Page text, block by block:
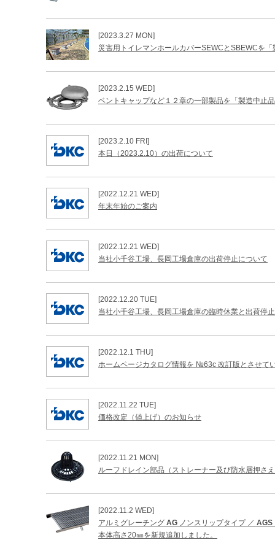
[2023.3.27 MON]
災害用トイレマンホールカバーSEWCとSBEWCを
[2023.2.15 WED]
ベントキャップなど１２章の一部製品を「製造中止
[2023.2.10 FRI]
本日（2023.2.10）の出荷について
[2022.12.21 WED]
年末年始のご案内
[2022.12.21 WED]
当社小千谷工場、長岡工場倉庫の出荷停止について
[2022.12.20 TUE]
当社小千谷工場、長岡工場倉庫の臨時休業と出荷停
[2022.12.1 THU]
ホームページカタログ情報を №63c 改訂版とさせて
[2022.11.22 TUE]
価格改定（値上げ）のお知らせ
[2022.11.21 MON]
ルーフドレイン部品（ストレーナー及び防水層押さ
[2022.11.2 WED]
アルミグレーチング AG ノンスリップタイプ ／ AGS
本体高さ20㎜を新規追加しました。